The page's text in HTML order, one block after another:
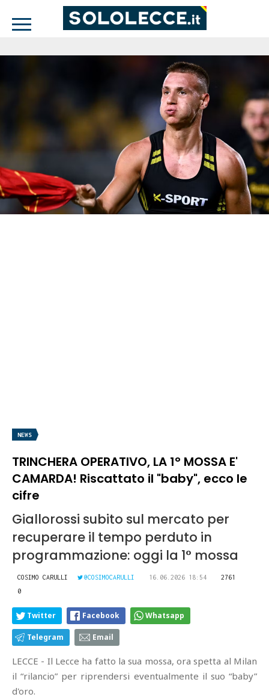
NEWS
TRINCHERA OPERATIVO, LA 1° MOSSA E'
CAMARDA! Riscattato il "baby", ecco le
cifre
Giallorossi subito sul mercato per
recuperare il tempo perduto in
programmazione: oggi la 1° mossa
COSIMO CARULLI @COSIMOCARULLI 16.06.2026 18:54
2761
0
Twitter Facebook Whatsapp
Telegram Email
LECCE - Il Lecce ha fatto la sua mossa, ora spetta al Milan
il “rilancio” per riprendersi eventualmente il suo “baby”
d'oro.